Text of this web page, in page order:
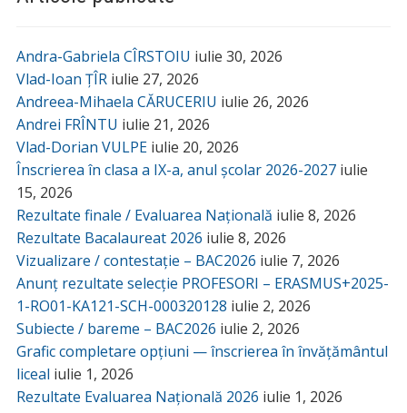
Andra-Gabriela CÎRSTOIU iulie 30, 2026
Vlad-Ioan ȚÎR iulie 27, 2026
Andreea-Mihaela CĂRUCERIU iulie 26, 2026
Andrei FRÎNTU iulie 21, 2026
Vlad-Dorian VULPE iulie 20, 2026
Înscrierea în clasa a IX-a, anul școlar 2026-2027 iulie
15, 2026
Rezultate finale / Evaluarea Națională iulie 8, 2026
Rezultate Bacalaureat 2026 iulie 8, 2026
Vizualizare / contestație – BAC2026 iulie 7, 2026
Anunț rezultate selecție PROFESORI – ERASMUS+2025-
1-RO01-KA121-SCH-000320128 iulie 2, 2026
Subiecte / bareme – BAC2026 iulie 2, 2026
Grafic completare opțiuni — înscrierea în învățământul
liceal iulie 1, 2026
Rezultate Evaluarea Națională 2026 iulie 1, 2026